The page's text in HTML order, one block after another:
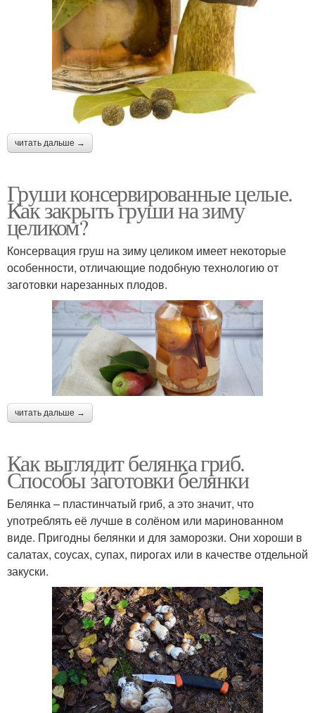
читать дальше →
Груши консервированные целые.
Как закрыть груши на зиму
целиком?
Консервация груш на зиму целиком имеет некоторые
особенности, отличающие подобную технологию от
заготовки нарезанных плодов.
читать дальше →
Как выглядит белянка гриб.
Способы заготовки белянки
Белянка – пластинчатый гриб, а это значит, что
употреблять её лучше в солёном или маринованном
виде. Пригодны белянки и для заморозки. Они хороши в
салатах, соусах, супах, пирогах или в качестве отдельной
закуски.